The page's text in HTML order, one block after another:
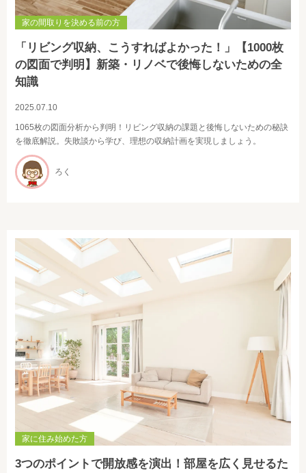
家の間取りを決める前の方
「リビング収納、こうすればよかった！」【1000枚
の図面で判明】新築・リノベで後悔しないための全
知識
2025.07.10
1065枚の図面分析から判明！リビング収納の課題と後悔しないための秘訣
を徹底解説。失敗談から学び、理想の収納計画を実現しましょう。
ろく
家に住み始めた方
3つのポイントで開放感を演出！部屋を広く見せるた